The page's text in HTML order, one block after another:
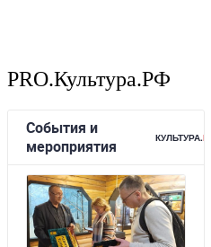
PRO.Культура.РФ